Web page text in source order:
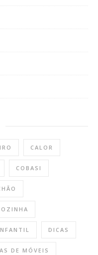
CALOR
COBASI
DICAS
DE MÓVEIS